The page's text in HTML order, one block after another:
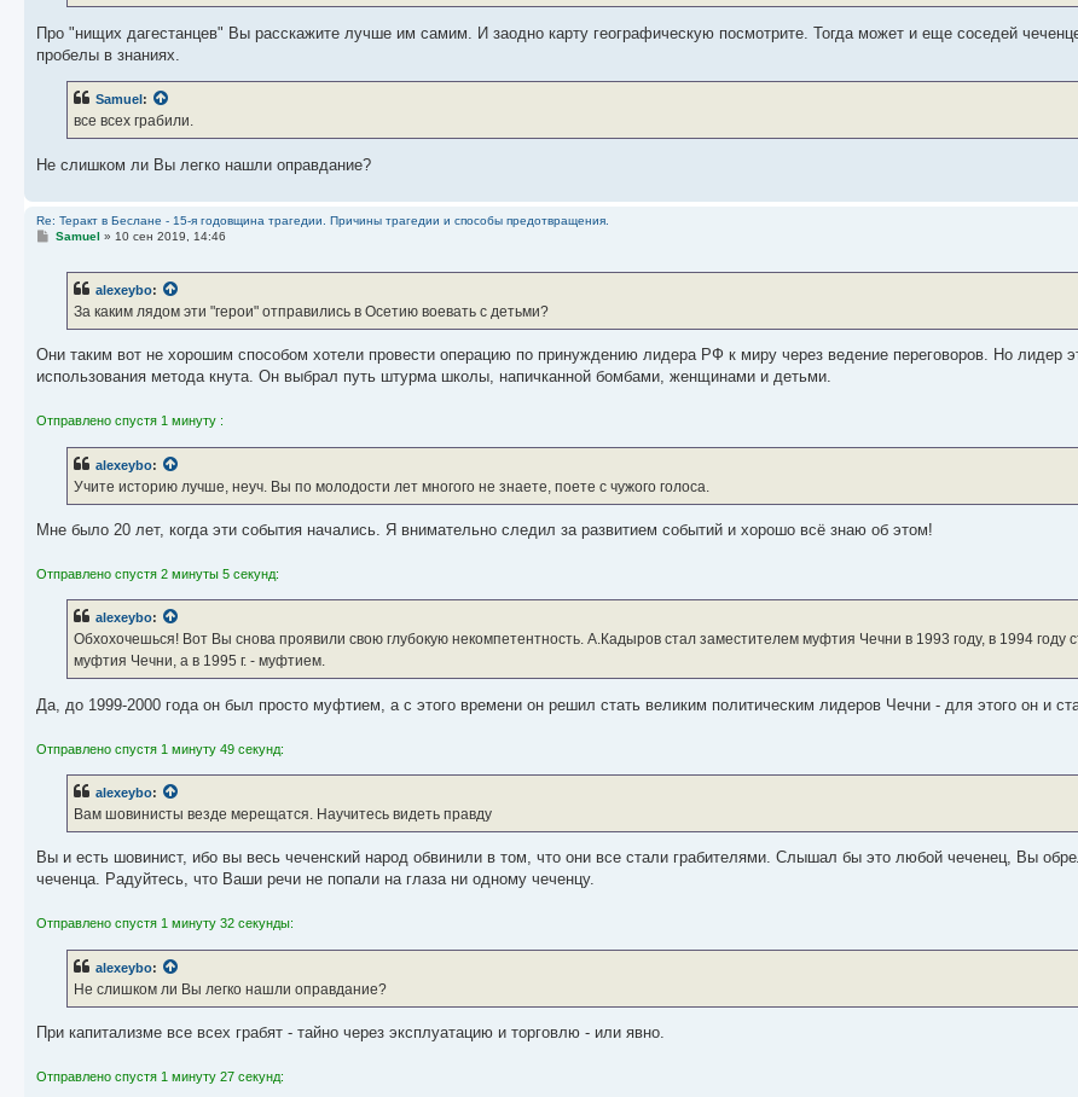
Про "нищих дагестанцев" Вы расскажите лучше им самим. И заодно карту географическую посмотрите. Тогда может и еще соседей
пробелы в знаниях.
Samuel:
все всех грабили.
Не слишком ли Вы легко нашли оправдание?
Re: Теракт в Беслане - 15-я годовщина трагедии. Причины трагедии и способы предотвращения.
С
е
Samuel » 10 сен 2019, 14:46
alexeybo:
За каким лядом эти "герои" отправились в Осетию воевать с детьми?
Они таким вот не хорошим способом хотели провести операцию по принуждению лидера РФ к миру через ведение переговоров. Но лидер
использования метода кнута. Он выбрал путь штурма школы, напичканной бомбами, женщинами и детьми.
Отправлено спустя 1 минуту :
alexeybo:
Учите историю лучше, неуч. Вы по молодости лет многого не знаете, поете с чужого голоса.
Мне было 20 лет, когда эти события начались. Я внимательно следил за развитием событий и хорошо всё знаю об этом!
Отправлено спустя 2 минуты 5 секунд:
alexeybo:
Обхохочешься! Вот Вы снова проявили свою глубокую некомпетентность. А.Кадыров стал заместителем муфтия Чечни в 1993 году, в 1994
муфтия Чечни, а в 1995 г. - муфтием.
Да, до 1999-2000 года он был просто муфтием, а с этого времени он решил стать великим политическим лидеров Чечни - для этого он и
Отправлено спустя 1 минуту 49 секунд:
alexeybo:
Вам шовинисты везде мерещатся. Научитесь видеть правду
Вы и есть шовинист, ибо вы весь чеченский народ обвинили в том, что они все стали грабителями. Слышал бы это любой чеченец, Вы
чеченца. Радуйтесь, что Ваши речи не попали на глаза ни одному чеченцу.
Отправлено спустя 1 минуту 32 секунды:
alexeybo:
Не слишком ли Вы легко нашли оправдание?
При капитализме все всех грабят - тайно через эксплуатацию и торговлю - или явно.
Отправлено спустя 1 минуту 27 секунд: